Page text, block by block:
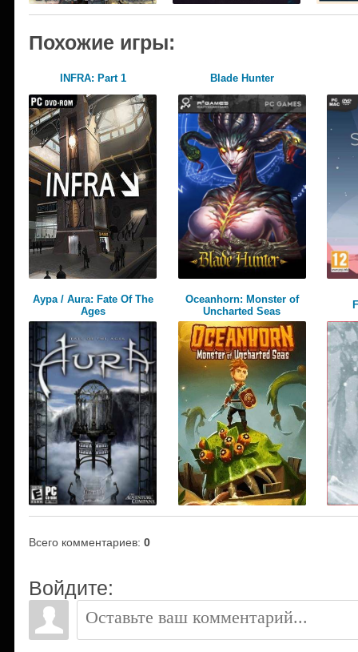
Похожие игры:
INFRA: Part 1 Blade Hunter
Аура / Aura: Fate Of The
Ages
Oceanhorn: Monster of
Uncharted Seas
Всего комментариев: 0
Войдите: